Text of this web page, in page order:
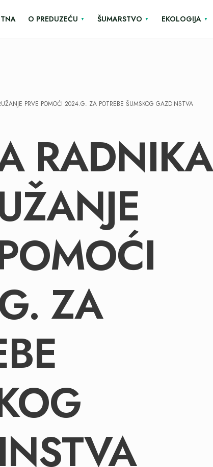
O PREDUZEĆU ŠUMARSTVO EKOLOGIJA
PRVE POMOĆI 2024.G. ZA POTREBE ŠUMSKOG GAZDINSTVA
RADNIKA
ZA